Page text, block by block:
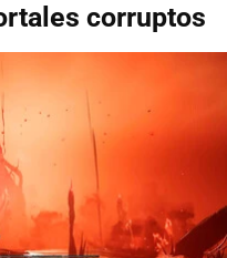
corruptos